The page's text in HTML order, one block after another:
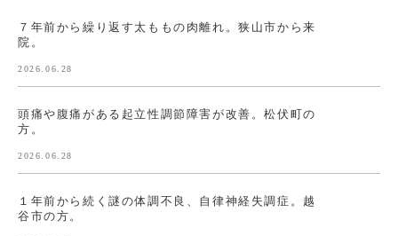
７年前から繰り返す太ももの肉離れ。狭山市から来
院。
2026.06.28
頭痛や腹痛がある起立性調節障害が改善。松伏町の
方。
2026.06.28
１年前から続く謎の体調不良、自律神経失調症。越
谷市の方。